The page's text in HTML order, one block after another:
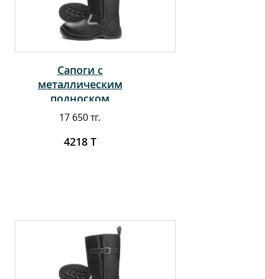
Сапоги с
металлическим
подноском
17 650 тг.
4218 Т